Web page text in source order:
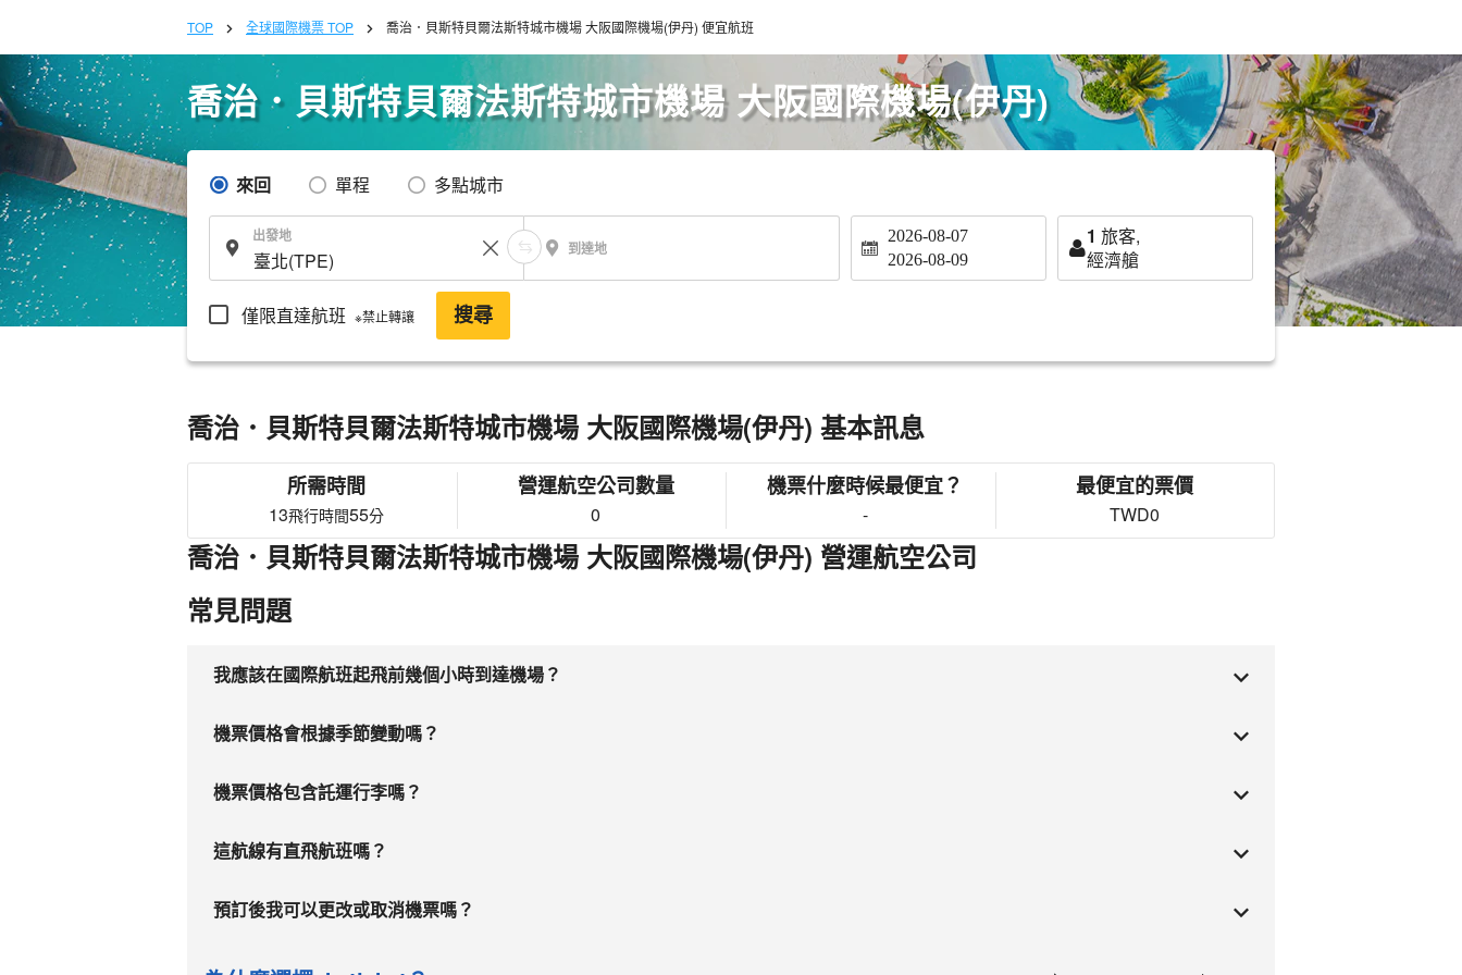
TOP 全球國際機票 TOP 喬治．貝斯特貝爾法斯特城市機場 大阪國際機場(伊丹) 便宜航班
喬治．貝斯特貝爾法斯特城市機場 大阪國際機場(伊丹)
來回 單程 多點城市
出發地
到達地
2026-08-07
2026-08-09
1 旅客,
經濟艙
僅限直達航班 ※禁止轉讓 搜尋
喬治．貝斯特貝爾法斯特城市機場 大阪國際機場(伊丹) 基本訊息
所需時間
13飛行時間55分
營運航空公司數量
0
機票什麼時候最便宜？
-
最便宜的票價
TWD0
喬治．貝斯特貝爾法斯特城市機場 大阪國際機場(伊丹) 營運航空公司
常見問題
我應該在國際航班起飛前幾個小時到達機場？
機票價格會根據季節變動嗎？
機票價格包含託運行李嗎？
這航線有直飛航班嗎？
預訂後我可以更改或取消機票嗎？